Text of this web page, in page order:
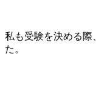
私も受験を決める際
た。